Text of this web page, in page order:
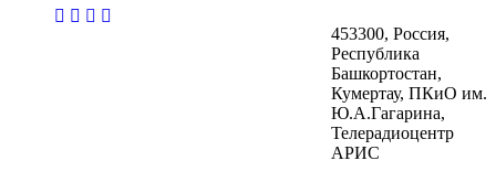
casibom
453300, Россия,
Республика
Башкортостан,
Кумертау, ПКиО им.
Ю.А.Гагарина,
Телерадиоцентр
АРИС